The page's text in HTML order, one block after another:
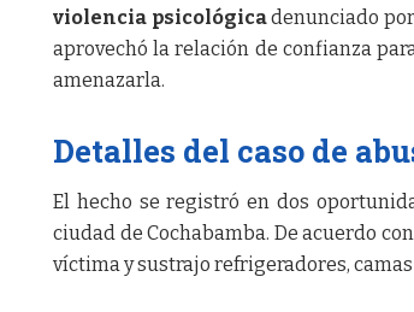
violencia psicológicadenunciado
aprovechó la relación de confianza
amenazarla.
Detalles del caso de
El hecho se registró en dos
ciudad de Cochabamba. De acuerdo
víctima y sustrajo refrigeradores,